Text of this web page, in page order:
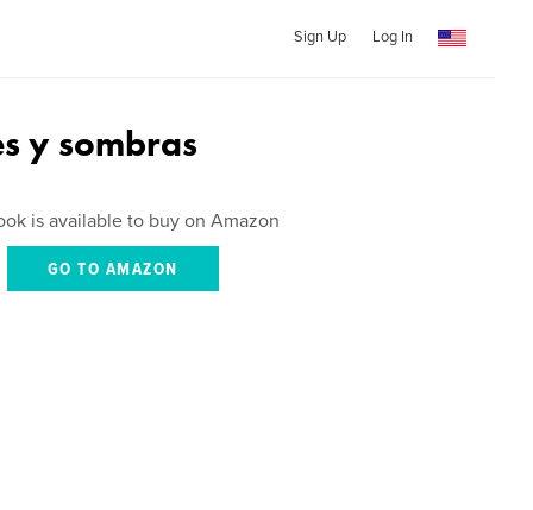
Sign Up Log In
y sombras
is available to buy on Amazon
GO TO AMAZON